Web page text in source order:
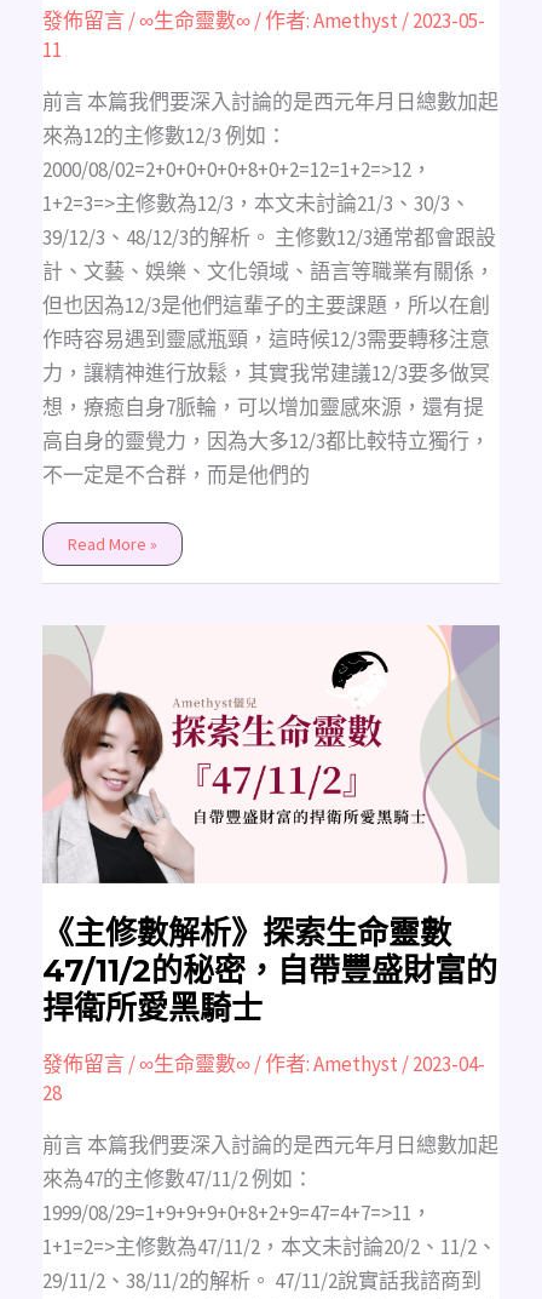
發佈留言/∞生命靈數∞/ 作者:Amethyst /2023-05-
11
前言 本篇我們要深入討論的是西元年月日總數加起
來為12的主修數12/3 例如：
2000/08/02=2+0+0+0+0+8+0+2=12=1+2=>12，
1+2=3=>主修數為12/3，本文未討論21/3、30/3、
39/12/3、48/12/3的解析。 主修數12/3通常都會跟設
計、文藝、娛樂、文化領域、語言等職業有關係，
但也因為12/3是他們這輩子的主要課題，所以在創
作時容易遇到靈感瓶頸，這時候12/3需要轉移注意
力，讓精神進行放鬆，其實我常建議12/3要多做冥
想，療癒自身7脈輪，可以增加靈感來源，還有提
高自身的靈覺力，因為大多12/3都比較特立獨行，
不一定是不合群，而是他們的
藝
人
Read More »
《主修數解析》探索生命靈數
47/11/2的秘密，自帶豐盛財富的
捍衛所愛黑騎士
發佈留言/∞生命靈數∞/ 作者:Amethyst /2023-04-
28
前言 本篇我們要深入討論的是西元年月日總數加起
來為47的主修數47/11/2 例如：
1999/08/29=1+9+9+9+0+8+2+9=47=4+7=>11，
1+1=2=>主修數為47/11/2，本文未討論20/2、11/2、
29/11/2、38/11/2的解析。 47/11/2說實話我諮商到
《主
數
析》
探
索
生
命
靈
數
47/11/2
的
秘
密，
自
豐
盛
財
富
的
捍
衛
愛
黑